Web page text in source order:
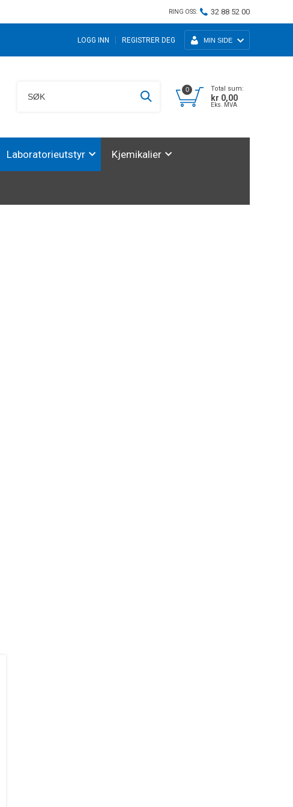
RING OSS: 32 88 52 00
MIN SIDE
LOGG INN REGISTRER DEG
0 Total sum:
kr 0,00
Eks. MVA
Laboratorieutstyr Kjemikalier